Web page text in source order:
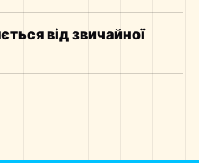
від звичайної